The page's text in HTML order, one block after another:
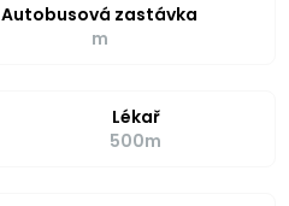
Autobusová zastávka
m
Lékař
500m